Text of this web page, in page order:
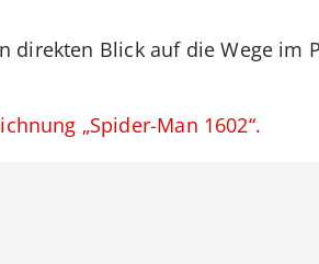
direkten Blick auf die Wege im
„Spider-Man 1602“.